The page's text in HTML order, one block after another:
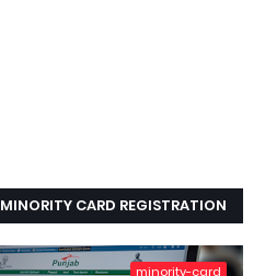
MINORITY CARD REGISTRATION
minority-card